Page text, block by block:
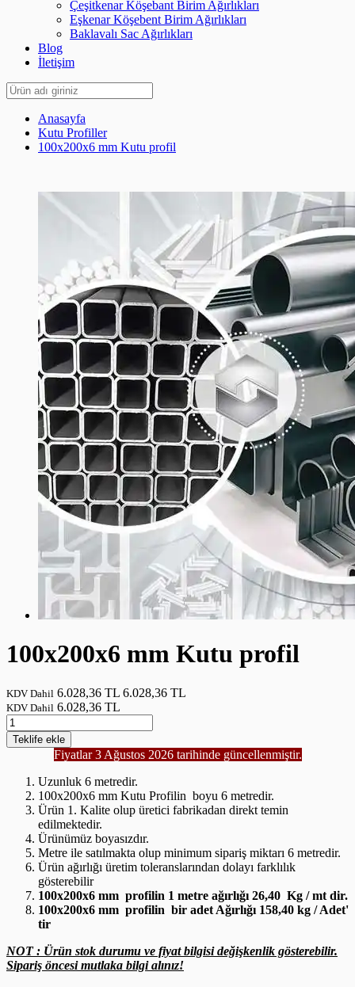
Çeşitkenar Köşebant Birim Ağırlıkları
Eşkenar Köşebent Birim Ağırlıkları
Baklavalı Sac Ağırlıkları
Blog
İletişim
Anasayfa
Kutu Profiller
100x200x6 mm Kutu profil
100x200x6 mm Kutu profil
KDV Dahil 6.028,36 TL 6.028,36 TL
KDV Dahil 6.028,36 TL
Teklife ekle
Fiyatlar 3 Ağustos 2026 tarihinde güncellenmiştir.
Uzunluk 6 metredir.
100x200x6 mm Kutu Profilin boyu 6 metredir.
Ürün 1. Kalite olup üretici fabrikadan direkt temin
edilmektedir.
Ürünümüz boyasızdır.
Metre ile satılmakta olup minimum sipariş miktarı 6 metredir.
Ürün ağırlığı üretim toleranslarından dolayı farklılık
gösterebilir
100x200x6 mm profilin 1 metre ağırlığı 26,40 Kg / mt dir.
100x200x6 mm profilin bir adet Ağırlığı 158,40 kg / Adet'
tir
NOT : Ürün stok durumu ve fiyat bilgisi değişkenlik gösterebilir.
Sipariş öncesi mutlaka bilgi alınız!